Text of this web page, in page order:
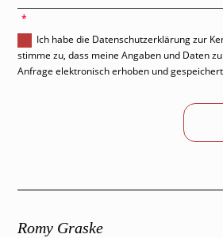
Ich habe die Datenschutzerklärung zur
stimme zu, dass meine Angaben und Daten
Anfrage elektronisch erhoben und
Romy Graske